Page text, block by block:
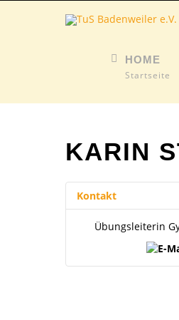
HOME
Startseite
KARIN
Kontakt
Übungsleiterin